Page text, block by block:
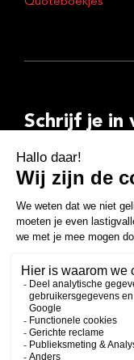
Schrijf je in
E-
mailadres
Inschrijven
FacebookInstagram